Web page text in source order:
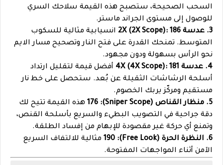
السحب الصحيحة، ستصبح هذه القيمة سلاحك السري
للوصول إلى مستوى الجراند ماستر.
3. عدسة 2X (2X Scope): 186
انسيابية مثالية للسكوب
المتوسط. تمنحك القدرة على فتح النار وتصحيح مسار الايم
نحو الرأس بسهولة ودون مجهود.
4. عدسة 4X (4X Scope): 181
أفضل قيمة لتقليل ارتداد
أسلحة الرشاشات الثقيلة عن بُعد. ستحصل على خط نار
مستقيم ومركّز يربك الخصوم.
5. منظار القناص (Sniper Scope): 176
هذه القيمة تتيح لك
دقة جراحية في التصويب البطيء والسريع بأسلحة القنص،
وتمنع أي حركة غير مقصودة للإبهام من إفساد الطلقة.
6. النظرة الحرة (Free Look): 190
مثالية للالتفاف السريع
الآمن أثناء المواجهات المفتوحة.